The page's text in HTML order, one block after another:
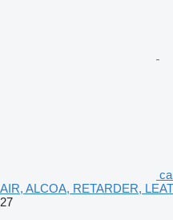
AIR, ALCOA, RETARDER,
27